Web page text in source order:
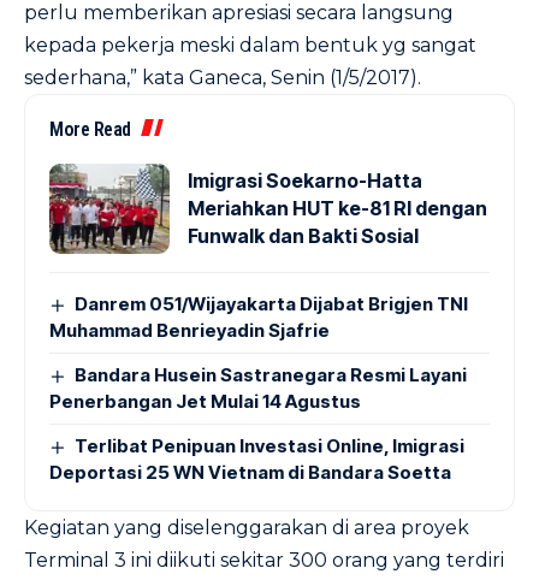
perlu memberikan apresiasi secara langsung
kepada pekerja meski dalam bentuk yg sangat
sederhana,” kata Ganeca, Senin (1/5/2017).
More Read
Imigrasi Soekarno-Hatta
Meriahkan HUT ke-81 RI dengan
Funwalk dan Bakti Sosial
Danrem 051/Wijayakarta Dijabat Brigjen TNI
Muhammad Benrieyadin Sjafrie
Bandara Husein Sastranegara Resmi Layani
Penerbangan Jet Mulai 14 Agustus
Terlibat Penipuan Investasi Online, Imigrasi
Deportasi 25 WN Vietnam di Bandara Soetta
Kegiatan yang diselenggarakan di area proyek
Terminal 3 ini diikuti sekitar 300 orang yang terdiri